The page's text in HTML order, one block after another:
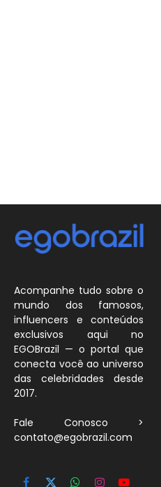
Acompanhe tudo sobre o
mundo dos famosos,
influencers e conteúdos
exclusivos aqui no
EGOBrazil — o portal que
conecta você ao universo
das celebridades desde
2017.
Fale Conosco >
contato@egobrazil.com